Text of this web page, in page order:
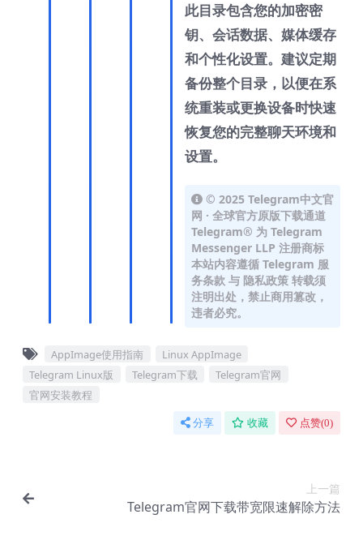
此目录包含您的加密密
钥、会话数据、媒体缓存
和个性化设置。建议定期
备份整个目录，以便在系
统重装或更换设备时快速
恢复您的完整聊天环境和
设置。
© 2025 Telegram中文官
网 · 全球官方原版下载通道
Telegram® 为 Telegram
Messenger LLP 注册商标
本站内容遵循 Telegram 服
务条款 与 隐私政策 转载须
注明出处，禁止商用篡改，
违者必究。
AppImage使用指南
Linux AppImage
Telegram Linux版
Telegram下载
Telegram官网
官网安装教程
分享 收藏 点赞(0)
上一篇
Telegram官网下载带宽限速解除方法